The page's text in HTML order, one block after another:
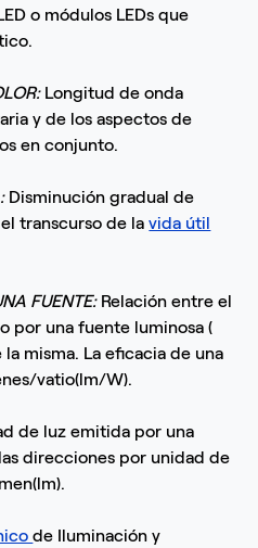
o módulos LEDs que
Longitud de onda
y de los aspectos de
en conjunto.
Disminución gradual de
transcurso de lavida útil
FUENTE: Relación entre el
por una fuente luminosa (
misma. La eficacia de una
vatio(lm/W).
de luz emitida por una
direcciones por unidad de
de Iluminación y